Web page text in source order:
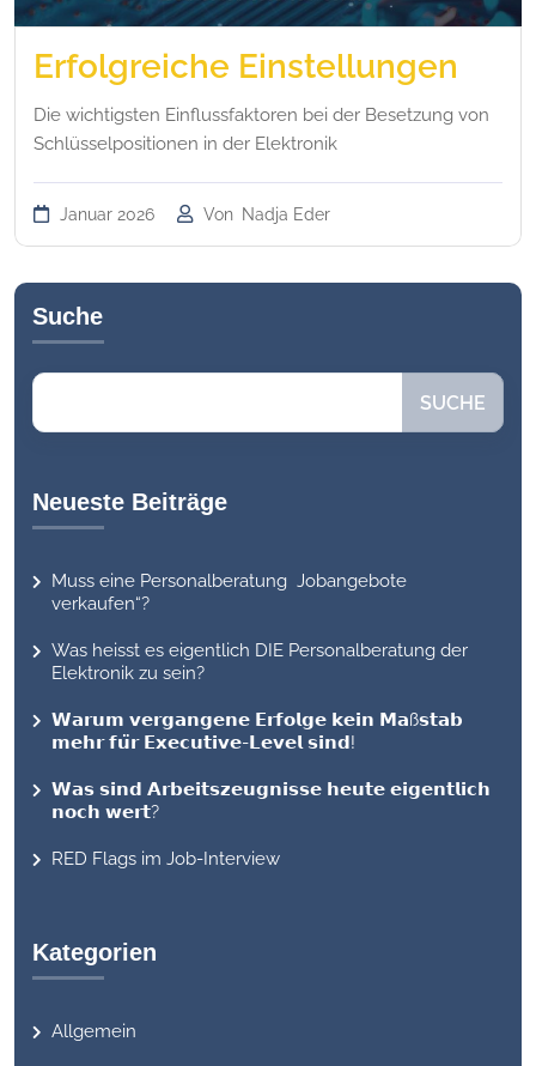
Erfolgreiche Einstellungen
Die wichtigsten Einflussfaktoren bei der Besetzung von
Schlüsselpositionen in der Elektronik
Januar 2026 Von Nadja Eder
Suche
Suchen SUCHE
Neueste Beiträge
Muss eine Personalberatung Jobangebote
verkaufen“?
Was heisst es eigentlich DIE Personalberatung der
Elektronik zu sein?
𝗪𝗮𝗿𝘂𝗺 𝘃𝗲𝗿𝗴𝗮𝗻𝗴𝗲𝗻𝗲 𝗘𝗿𝗳𝗼𝗹𝗴𝗲 𝗸𝗲𝗶𝗻 𝗠𝗮ß𝘀𝘁𝗮𝗯
𝗺𝗲𝗵𝗿 𝗳𝘂̈𝗿 𝗘𝘅𝗲𝗰𝘂𝘁𝗶𝘃𝗲-𝗟𝗲𝘃𝗲𝗹 𝘀𝗶𝗻𝗱!
𝗪𝗮𝘀 𝘀𝗶𝗻𝗱 𝗔𝗿𝗯𝗲𝗶𝘁𝘀𝘇𝗲𝘂𝗴𝗻𝗶𝘀𝘀𝗲 𝗵𝗲𝘂𝘁𝗲 𝗲𝗶𝗴𝗲𝗻𝘁𝗹𝗶𝗰𝗵
𝗻𝗼𝗰𝗵 𝘄𝗲𝗿𝘁?
RED Flags im Job-Interview
Kategorien
Allgemein